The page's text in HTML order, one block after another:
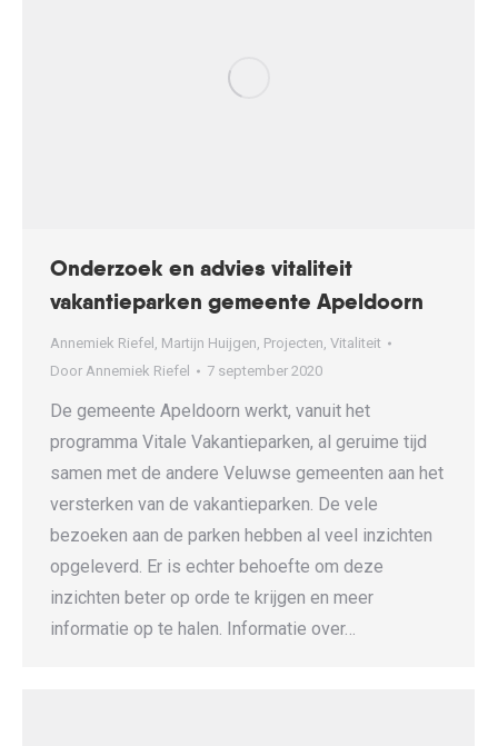
Onderzoek en advies vitaliteit
vakantieparken gemeente Apeldoorn
Annemiek Riefel , Martijn Huijgen, Projecten, Vitaliteit
Door Annemiek Riefel 7 september 2020
De gemeente Apeldoorn werkt, vanuit het
programma Vitale Vakantieparken, al geruime tijd
samen met de andere Veluwse gemeenten aan het
versterken van de vakantieparken. De vele
bezoeken aan de parken hebben al veel inzichten
opgeleverd. Er is echter behoefte om deze
inzichten beter op orde te krijgen en meer
informatie op te halen. Informatie over…